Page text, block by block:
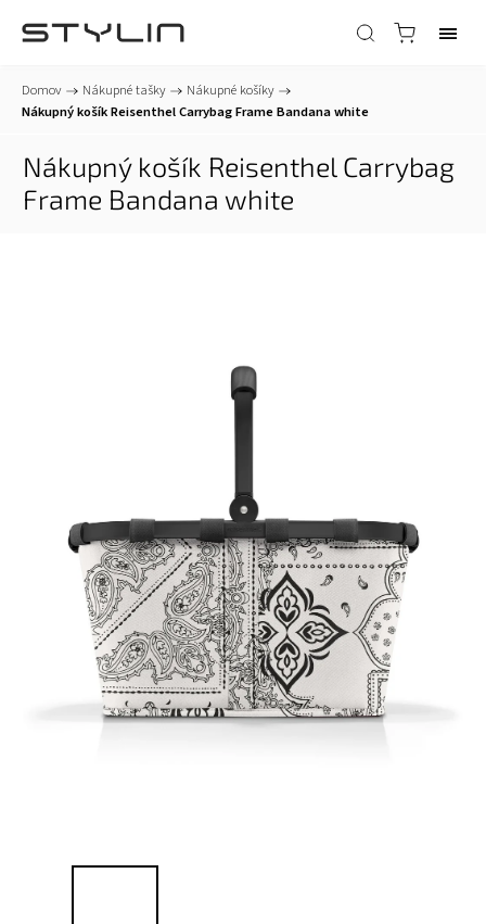
Domov / Nákupné tašky / Nákupné košíky /
Nákupný košík Reisenthel Carrybag Frame Bandana white
Nákupný košík Reisenthel Carrybag
Frame Bandana white